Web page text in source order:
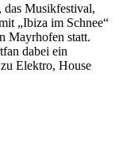
Musikfestival,
„Ibiza im Schnee“
Mayrhofen statt.
dabei ein
Elektro, House